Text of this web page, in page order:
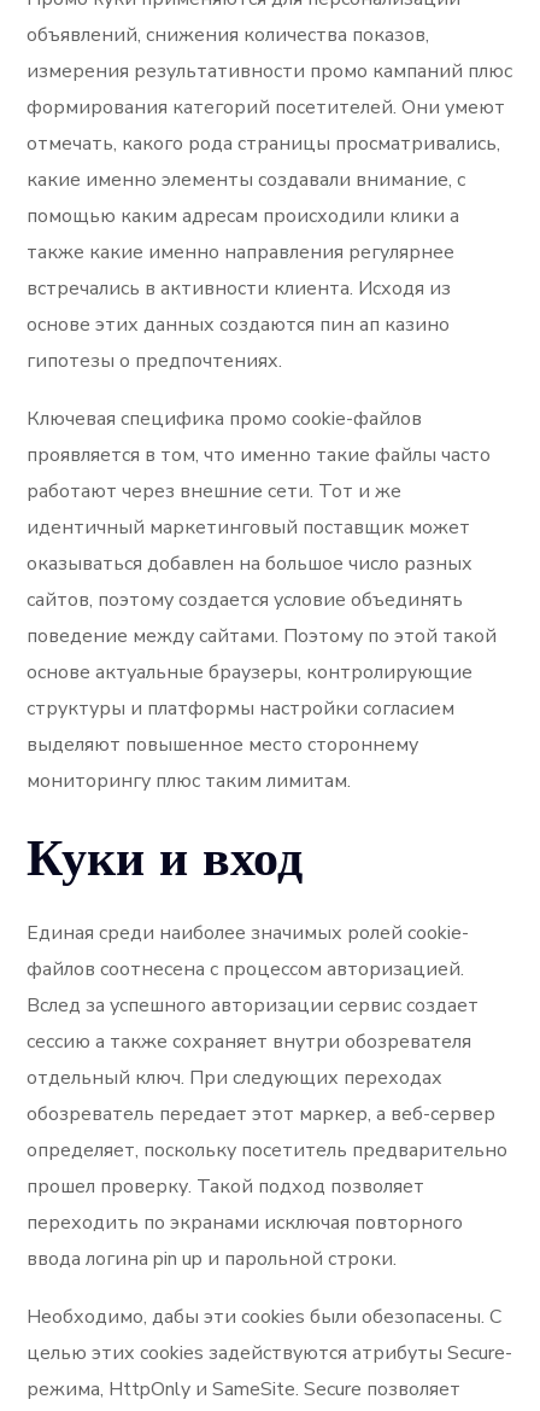
объявлений, снижения количества показов,
измерения результативности промо кампаний плюс
формирования категорий посетителей. Они умеют
отмечать, какого рода страницы просматривались,
какие именно элементы создавали внимание, с
помощью каким адресам происходили клики а
также какие именно направления регулярнее
встречались в активности клиента. Исходя из
основе этих данных создаются пин ап казино
гипотезы о предпочтениях.
Ключевая специфика промо cookie-файлов
проявляется в том, что именно такие файлы часто
работают через внешние сети. Тот и же
идентичный маркетинговый поставщик может
оказываться добавлен на большое число разных
сайтов, поэтому создается условие объединять
поведение между сайтами. Поэтому по этой такой
основе актуальные браузеры, контролирующие
структуры и платформы настройки согласием
выделяют повышенное место стороннему
мониторингу плюс таким лимитам.
Куки и вход
Единая среди наиболее значимых ролей cookie-
файлов соотнесена с процессом авторизацией.
Вслед за успешного авторизации сервис создает
сессию а также сохраняет внутри обозревателя
отдельный ключ. При следующих переходах
обозреватель передает этот маркер, а веб-сервер
определяет, поскольку посетитель предварительно
прошел проверку. Такой подход позволяет
переходить по экранами исключая повторного
ввода логина pin up и парольной строки.
Необходимо, дабы эти cookies были обезопасены. С
целью этих cookies задействуются атрибуты Secure-
режима, HttpOnly и SameSite. Secure позволяет